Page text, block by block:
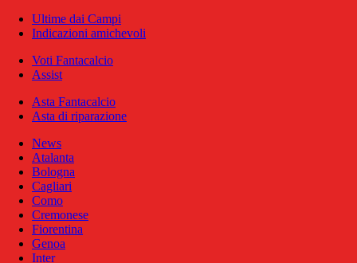
Ultime dai Campi
Indicazioni amichevoli
Voti Fantacalcio
Assist
Asta Fantacalcio
Asta di riparazione
News
Atalanta
Bologna
Cagliari
Como
Cremonese
Fiorentina
Genoa
Inter